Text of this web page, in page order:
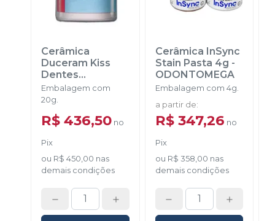
Cerâmica
Duceram Kiss
Dentes
Clareados-
DENTSPLY
Embalagem com
20g.
R$ 436,50 no
Pix
ou R$ 450,00 nas
demais condições
Cerâmica InSync
Stain Pasta 4g -
ODONTOMEGA
Embalagem com 4g.
a partir de:
R$ 347,26 no
Pix
ou R$ 358,00 nas
demais condições